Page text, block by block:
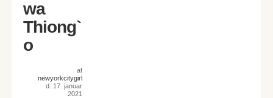
wa
Thiong`
o
af
newyorkcitygirl
d. 17. januar
2021